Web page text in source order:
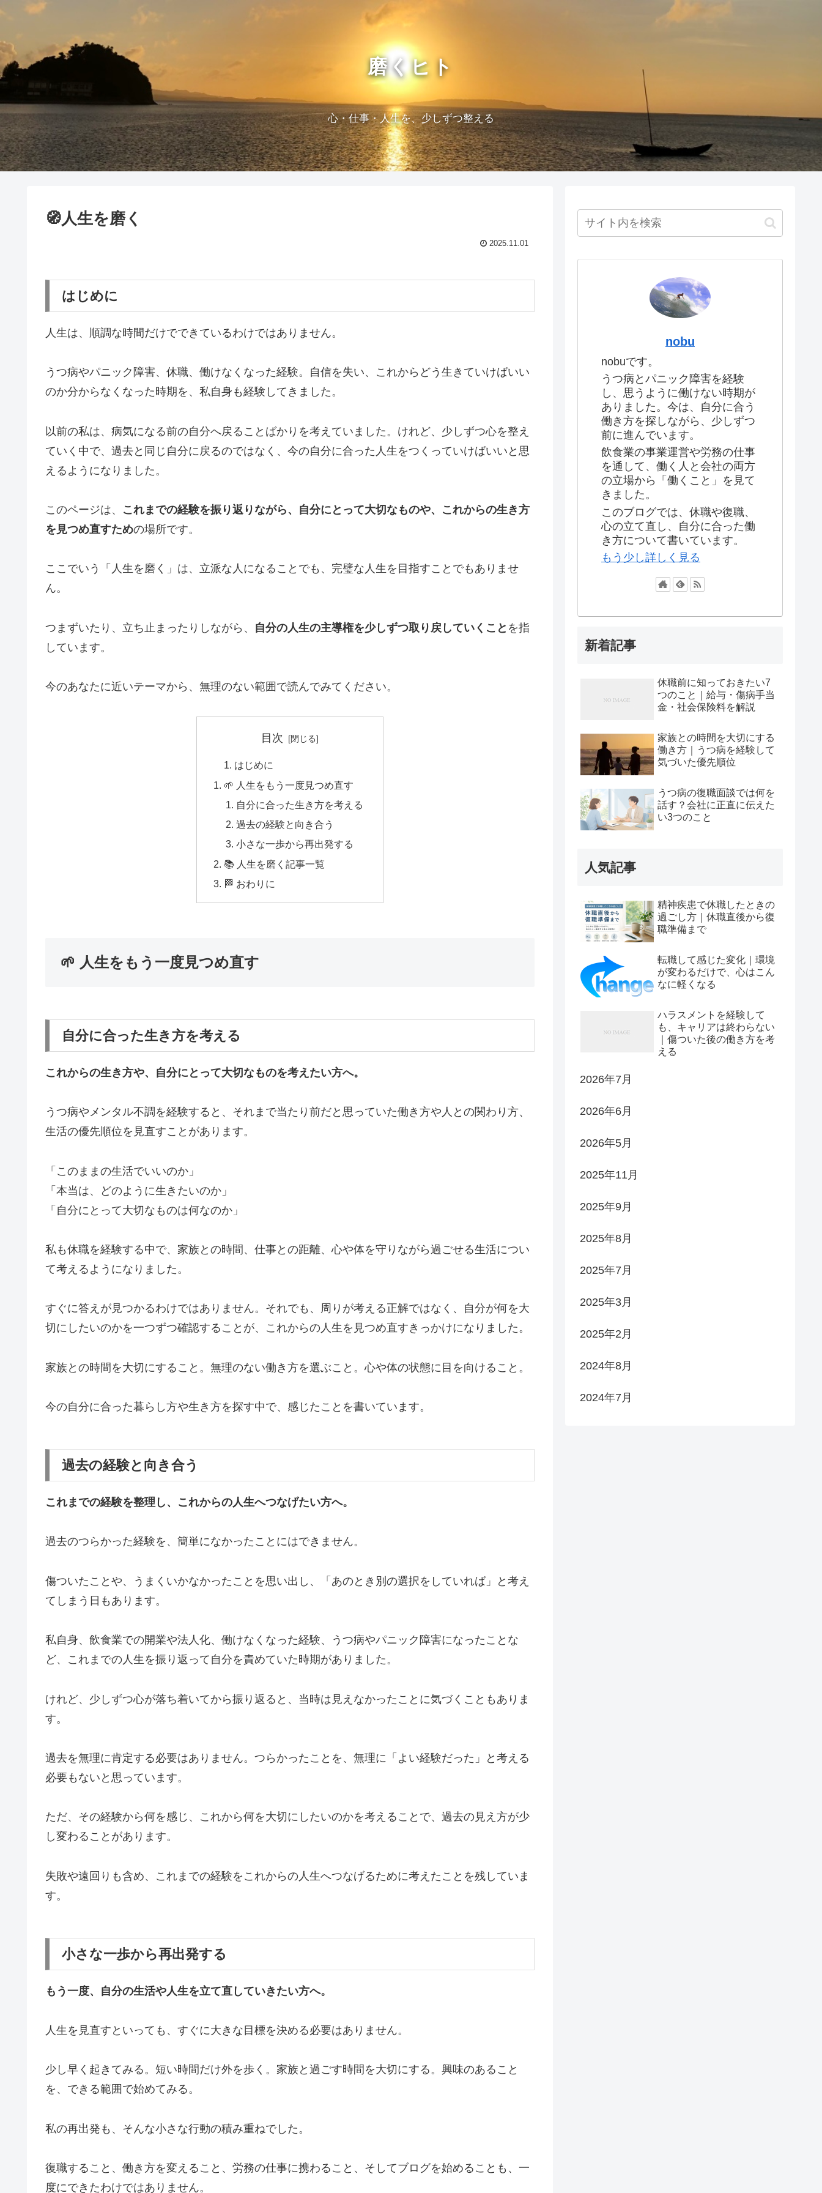
磨くヒト
心・仕事・人生を、少しずつ整える
🧭人生を磨く
2025.11.01
はじめに
人生は、順調な時間だけでできているわけではありません。
うつ病やパニック障害、休職、働けなくなった経験。自信を失い、これからどう生きていけばいい
のか分からなくなった時期を、私自身も経験してきました。
以前の私は、病気になる前の自分へ戻ることばかりを考えていました。けれど、少しずつ心を整え
ていく中で、過去と同じ自分に戻るのではなく、今の自分に合った人生をつくっていけばいいと思
えるようになりました。
このページは、 これまでの経験を振り返りながら、自分にとって大切なものや、これからの生き方
を見つめ直すための場所です。
ここでいう「人生を磨く」は、立派な人になることでも、完璧な人生を目指すことでもありませ
ん。
つまずいたり、立ち止まったりしながら、 自分の人生の主導権を少しずつ取り戻していくこと を指
しています。
今のあなたに近いテーマから、無理のない範囲で読んでみてください。
目次
はじめに
🌱 人生をもう一度見つめ直す
自分に合った生き方を考える
過去の経験と向き合う
小さな一歩から再出発する
📚 人生を磨く記事一覧
🏁 おわりに
🌱 人生をもう一度見つめ直す
自分に合った生き方を考える
これからの生き方や、自分にとって大切なものを考えたい方へ。
うつ病やメンタル不調を経験すると、それまで当たり前だと思っていた働き方や人との関わり方、
生活の優先順位を見直すことがあります。
「このままの生活でいいのか」
「本当は、どのように生きたいのか」
「自分にとって大切なものは何なのか」
私も休職を経験する中で、家族との時間、仕事との距離、心や体を守りながら過ごせる生活につい
て考えるようになりました。
すぐに答えが見つかるわけではありません。それでも、周りが考える正解ではなく、自分が何を大
切にしたいのかを一つずつ確認することが、これからの人生を見つめ直すきっかけになりました。
家族との時間を大切にすること。無理のない働き方を選ぶこと。心や体の状態に目を向けること。
今の自分に合った暮らし方や生き方を探す中で、感じたことを書いています。
過去の経験と向き合う
これまでの経験を整理し、これからの人生へつなげたい方へ。
過去のつらかった経験を、簡単になかったことにはできません。
傷ついたことや、うまくいかなかったことを思い出し、「あのとき別の選択をしていれば」と考え
てしまう日もあります。
私自身、飲食業での開業や法人化、働けなくなった経験、うつ病やパニック障害になったことな
ど、これまでの人生を振り返って自分を責めていた時期がありました。
けれど、少しずつ心が落ち着いてから振り返ると、当時は見えなかったことに気づくこともありま
す。
過去を無理に肯定する必要はありません。つらかったことを、無理に「よい経験だった」と考える
必要もないと思っています。
ただ、その経験から何を感じ、これから何を大切にしたいのかを考えることで、過去の見え方が少
し変わることがあります。
失敗や遠回りも含め、これまでの経験をこれからの人生へつなげるために考えたことを残していま
す。
小さな一歩から再出発する
もう一度、自分の生活や人生を立て直していきたい方へ。
人生を見直すといっても、すぐに大きな目標を決める必要はありません。
少し早く起きてみる。短い時間だけ外を歩く。家族と過ごす時間を大切にする。興味のあること
を、できる範囲で始めてみる。
私の再出発も、そんな小さな行動の積み重ねでした。
復職すること、働き方を変えること、労務の仕事に携わること、そしてブログを始めることも、一
度にできたわけではありません。
nobu
nobuです。
うつ病とパニック障害を経験
し、思うように働けない時期が
ありました。今は、自分に合う
働き方を探しながら、少しずつ
前に進んでいます。
飲食業の事業運営や労務の仕事
を通して、働く人と会社の両方
の立場から「働くこと」を見て
きました。
このブログでは、休職や復職、
心の立て直し、自分に合った働
き方について書いています。
もう少し詳しく見る
新着記事
休職前に知っておきたい7
つのこと｜給与・傷病手当
金・社会保険料を解説
家族との時間を大切にする
働き方｜うつ病を経験して
気づいた優先順位
うつ病の復職面談では何を
話す？会社に正直に伝えた
い3つのこと
人気記事
精神疾患で休職したときの
過ごし方｜休職直後から復
職準備まで
転職して感じた変化｜環境
が変わるだけで、心はこん
なに軽くなる
ハラスメントを経験して
も、キャリアは終わらない
｜傷ついた後の働き方を考
える
2026年7月
2026年6月
2026年5月
2025年11月
2025年9月
2025年8月
2025年7月
2025年3月
2025年2月
2024年8月
2024年7月